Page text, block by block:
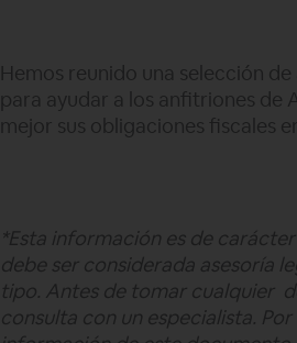
Hemos reunido una selección
para ayudar a los anfitriones de
mejor sus obligaciones fiscales
*Esta información es de
debe ser considerada asesoría
tipo. Antes de tomar cualquier
consulta con un especialista.